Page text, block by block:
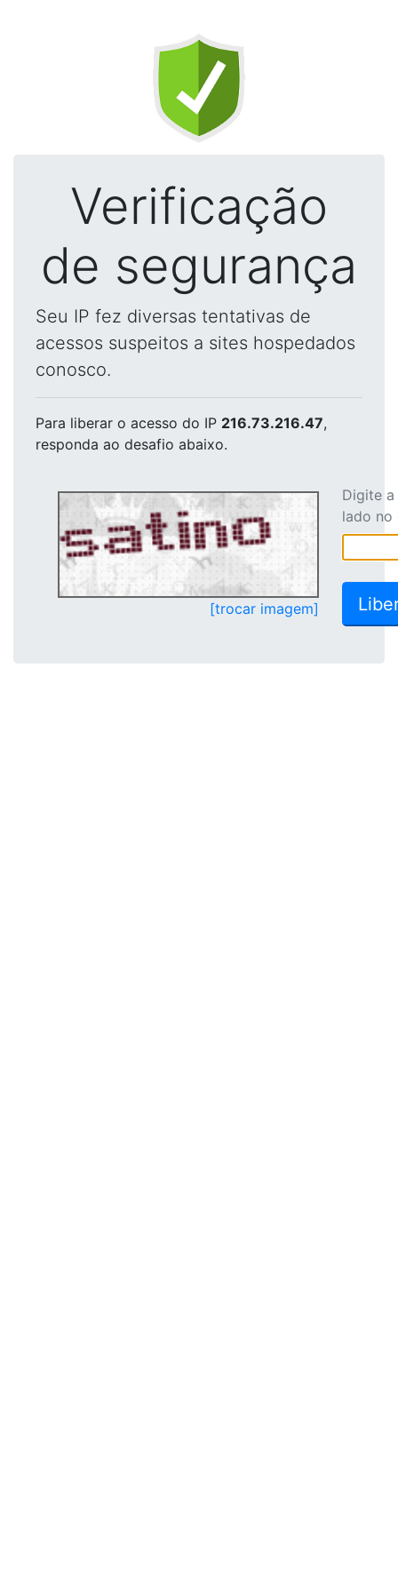
Verificação
de segurança
Seu IP fez diversas tentativas de
acessos suspeitos a sites hospedados
conosco.
Para liberar o acesso do IP 216.73.216.47,
responda ao desafio abaixo.
[trocar imagem]
Digite
lado no